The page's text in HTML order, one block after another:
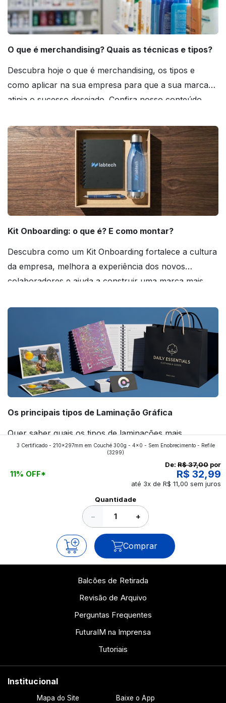
O que é merchandising? Quais as técnicas e tipos?
Descubra hoje o que é merchandising, os tipos e
como aplicar na sua empresa para que a sua marca
atinja o sucesso desejado. Confira nosso conteúdo
Kit Onboarding: o que é? E como montar?
Descubra como um Kit Onboarding fortalece a cultura
da empresa, melhora a experiência dos novos
colaboradores e ajuda a construir uma marca mais
Os principais tipos de Laminação Gráfica
Quer saber quais os tipos de laminações mais
aplicados nos impressos da gráfica FuturaIM? Então,
continue a leitura que vamos revelar para você!
3 Certificado - 210x297mm em Couché 300g - 4x0 - Sem Enobrecimento - Refile
(3299)
11% OFF*
De: R$ 37,00 por
R$ 32,99
até 3x de R$ 11,00 sem juros
Quantidade
− +
Comprar
Balcões de Retirada
Revisão de Arquivo
Perguntas Frequentes
FuturaIM na Imprensa
Tutoriais
Institucional
Mapa do Site Baixe o App